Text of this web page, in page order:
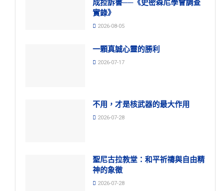
成控訴書──《史密森尼學會調查
實錄》
2026-08-05
一顆真誠心靈的勝利
2026-07-17
不用，才是核武器的最大作用
2026-07-28
聖尼古拉教堂：和平祈禱與自由精
神的象徵
2026-07-28